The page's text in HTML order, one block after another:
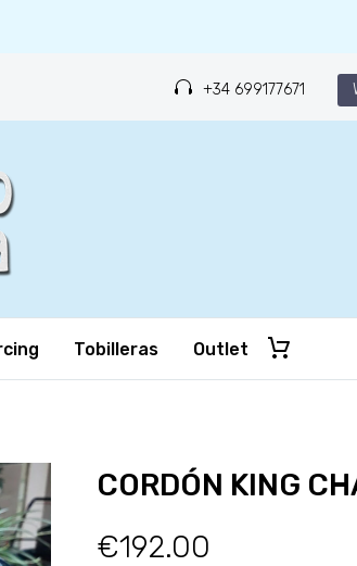
+34 699177671
Tobilleras Outlet
CORDÓN KING
€192.00